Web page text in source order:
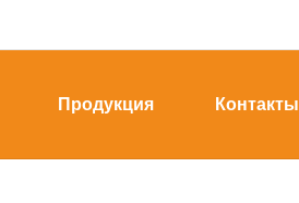
Продукция Контакты